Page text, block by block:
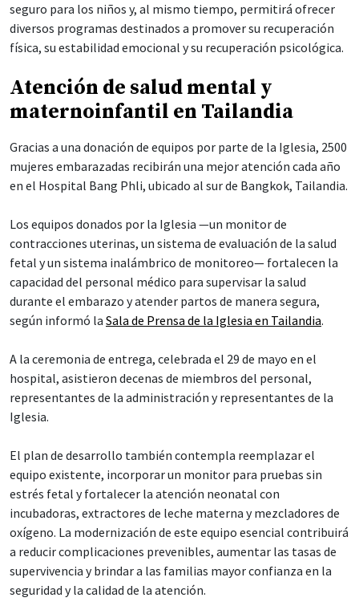
seguro para los niños y, al mismo tiempo, permitirá ofrecer
diversos programas destinados a promover su recuperación
física, su estabilidad emocional y su recuperación psicológica.
Atención de salud mental y
maternoinfantil en Tailandia
Gracias a una donación de equipos por parte de la Iglesia, 2500
mujeres embarazadas recibirán una mejor atención cada año
en el Hospital Bang Phli, ubicado al sur de Bangkok, Tailandia.
Los equipos donados por la Iglesia —un monitor de
contracciones uterinas, un sistema de evaluación de la salud
fetal y un sistema inalámbrico de monitoreo— fortalecen la
capacidad del personal médico para supervisar la salud
durante el embarazo y atender partos de manera segura,
según informó la Sala de Prensa de la Iglesia en Tailandia.
A la ceremonia de entrega, celebrada el 29 de mayo en el
hospital, asistieron decenas de miembros del personal,
representantes de la administración y representantes de la
Iglesia.
El plan de desarrollo también contempla reemplazar el
equipo existente, incorporar un monitor para pruebas sin
estrés fetal y fortalecer la atención neonatal con
incubadoras, extractores de leche materna y mezcladores de
oxígeno. La modernización de este equipo esencial contribuirá
a reducir complicaciones prevenibles, aumentar las tasas de
supervivencia y brindar a las familias mayor confianza en la
seguridad y la calidad de la atención.